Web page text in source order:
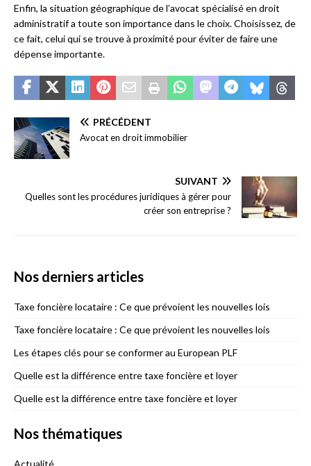
Enfin, la situation géographique de l’avocat spécialisé en droit
administratif a toute son importance dans le choix. Choisissez, de
ce fait, celui qui se trouve à proximité pour éviter de faire une
dépense importante.
PRÉCÉDENT
Avocat en droit immobilier
SUIVANT
Quelles sont les procédures juridiques à gérer pour
créer son entreprise ?
Nos derniers articles
Taxe foncière locataire : Ce que prévoient les nouvelles lois
Taxe foncière locataire : Ce que prévoient les nouvelles lois
Les étapes clés pour se conformer au European PLF
Quelle est la différence entre taxe foncière et loyer
Quelle est la différence entre taxe foncière et loyer
Nos thématiques
Actualité